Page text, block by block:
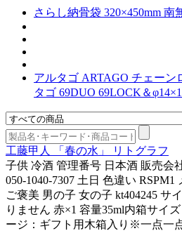
さらし納骨袋 320×450mm 南
アルタゴ ARTAGO チェーン
タゴ 69DUO 69LOCK＆
工藤甲人 「春の水」 リトグラフ
子供 冷酒 管理番号 日本酒 販売会
050-1040-7307 土日 色違い
ご褒美 男の子 女の子 kt404245 サ
りません 赤×1 容量35ml内箱サイ
ージ：ギフト用木箱入り※一点一